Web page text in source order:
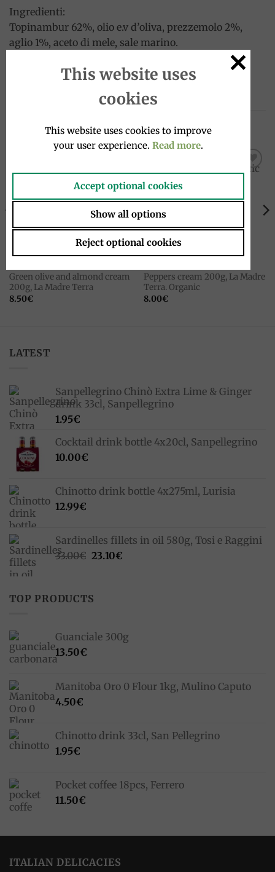
Ingredienti:
Topinambur 62%, olio e.v d’oliva, prezzemolo 2%,
aglio 1%, aceto di mele, sale marino.
Peso Netto: 180 g
RELATED PRODUCTS
Add to
wishlist
Green olive and almond cream
200g, La Madre Terra
8.50€
Add to
Peppers cream 200g, La Madre
Terra. Organic
8.00€
LATEST
Sanpellegrino Chinò Extra Lime & Ginger
drink 33cl, Sanpellegrino
1.95€
Cocktail drink bottle 4x20cl, Sanpellegrino
10.00€
Chinotto drink bottle 4x275ml, Lurisia
12.99€
Sardinelles fillets in oil 580g, Tosi e Raggini
33.00€ Original
33.00€.
23.10€Current
TOP PRODUCTS
Guanciale 300g
13.50€
Manitoba Oro 0 Flour 1kg, Mulino Caputo
4.50€
Chinotto drink 33cl, San Pellegrino
1.95€
Pocket coffee 18pcs, Ferrero
11.50€
ITALIAN DELICACIES
This website uses
cookies
This website uses cookies to improve
your user experience. Read more.
Accept optional cookies
Show all options
Reject optional cookies